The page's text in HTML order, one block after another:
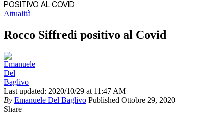
POSITIVO AL COVID
Attualità
Rocco Siffredi positivo al Covid
Last updated: 2020/10/29 at 11:47 AM
By Emanuele Del Baglivo Published Ottobre 29, 2020
Share